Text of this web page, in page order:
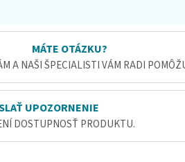
MÁTE OTÁZKU?
A NAŠI ŠPECIALISTI VÁM RADI
UPOZORNENIE
DOSTUPNOSŤ PRODUKTU.